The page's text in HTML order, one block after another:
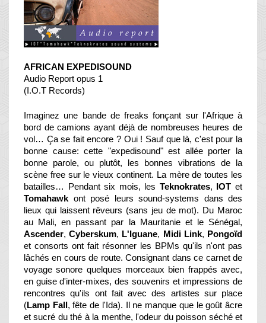
AFRICAN EXPEDISOUND
Audio Report opus 1
(I.O.T Records)
Imaginez une bande de freaks fonçant sur l'Afrique à
bord de camions ayant déjà de nombreuses heures de
vol… Ça se fait encore ? Oui ! Sauf que là, c'est pour la
bonne cause: cette "expedisound" est allée porter la
bonne parole, ou plutôt, les bonnes vibrations de la
scène free sur le vieux continent. La mère de toutes les
batailles… Pendant six mois, les Teknokrates, IOT et
Tomahawk ont posé leurs sound-systems dans des
lieux qui laissent rêveurs (sans jeu de mot). Du Maroc
au Mali, en passant par la Mauritanie et le Sénégal,
Ascender,Cyberskum, L'Iguane, Midi Link, Pongoïd
et consorts ont fait résonner les BPMs qu'ils n'ont pas
lâchés en cours de route. Consignant dans ce carnet de
voyage sonore quelques morceaux bien frappés avec,
en guise d'inter-mixes, des souvenirs et impressions de
rencontres qu'ils ont fait avec des artistes sur place
(Lamp Fall, fête de l'Ida). Il ne manque que le goût âcre
et sucré du thé à la menthe, l'odeur du poisson séché et